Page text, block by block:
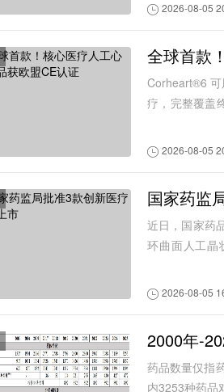
2026-08-05
全球首款
Corheart®6 可
疗，完整覆盖
2026-08-05
国家药监
近日，国家药
环曲面人工晶
2026-08-05
2000年-
药品数量仅指
内3253种药品